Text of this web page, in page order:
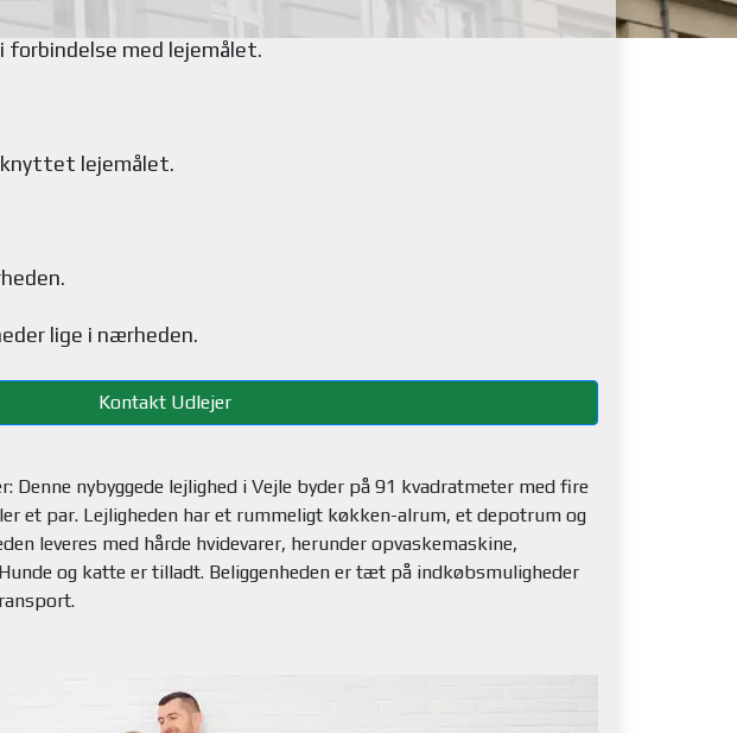
forbindelse med lejemålet.
lejemålet.
lige i nærheden.
Kontakt Udlejer
Denne nybyggede lejlighed i Vejle byder på 91 kvadratmeter med fire
et par. Lejligheden har et rummeligt køkken-alrum, et depotrum og
leveres med hårde hvidevarer, herunder opvaskemaskine,
og katte er tilladt. Beliggenheden er tæt på indkøbsmuligheder